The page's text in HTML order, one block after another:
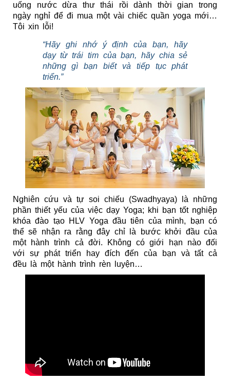
uống nước dừa thư thái rồi dành thời gian trong
ngày nghỉ để đi mua một vài chiếc quần yoga mới…
Tôi xin lỗi!
“Hãy ghi nhớ ý định của bạn, hãy
dạy từ trái tim của bạn, hãy chia sẻ
những gì bạn biết và tiếp tục phát
triển.”
Nghiên cứu và tự soi chiếu (Swadhyaya) là những
khóa đào tạo HLV Yoga đầu tiên của mình, bạn có
thể sẽ nhận ra rằng đây chỉ là bước khởi đầu của
một hành trình cả đời. Không có giới hạn nào đối
với sự phát triển hay đích đến của bạn và tất cả
đều là một hành trình rèn luyện…